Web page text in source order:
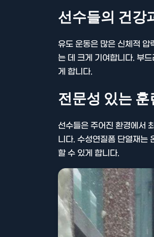
선수들의 건강
유도 운동은 많은 신체적 압
는 데 크게 기여합니다. 부
게 합니다.
전문성 있는
선수들은 주어진 환경에서
니다. 수성연질폼 단열재는
할 수 있게 합니다.